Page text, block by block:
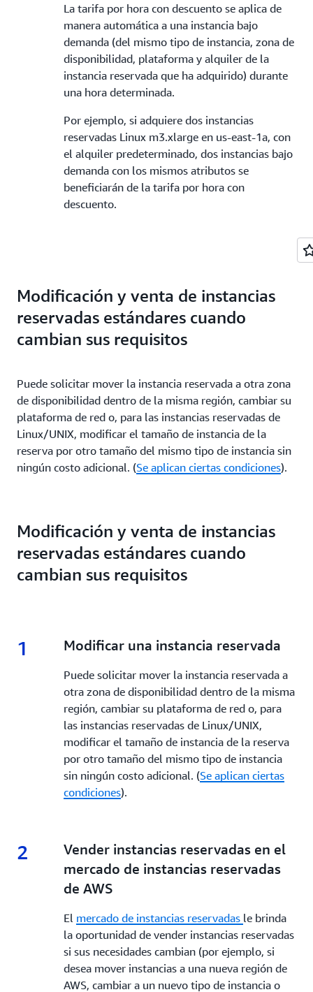
La tarifa por hora con descuento se aplica de
manera automática a una instancia bajo
demanda (del mismo tipo de instancia, zona de
disponibilidad, plataforma y alquiler de la
instancia reservada que ha adquirido) durante
una hora determinada.
Por ejemplo, si adquiere dos instancias
reservadas Linux m3.xlarge en us-east-1a, con
el alquiler predeterminado, dos instancias bajo
demanda con los mismos atributos se
beneficiarán de la tarifa por hora con
descuento.
Modificación y venta de instancias
reservadas estándares cuando
cambian sus requisitos
Puede solicitar mover la instancia reservada a otra zona
de disponibilidad dentro de la misma región, cambiar su
plataforma de red o, para las instancias reservadas de
Linux/UNIX, modificar el tamaño de instancia de la
reserva por otro tamaño del mismo tipo de instancia sin
ningún costo adicional. (Se aplican ciertas condiciones).
Modificación y venta de instancias
reservadas estándares cuando
cambian sus requisitos
1 1.
Modificar una instancia reservada
Puede solicitar mover la instancia reservada a
otra zona de disponibilidad dentro de la misma
región, cambiar su plataforma de red o, para
las instancias reservadas de Linux/UNIX,
modificar el tamaño de instancia de la reserva
por otro tamaño del mismo tipo de instancia
sin ningún costo adicional. (Se aplican ciertas
condiciones).
2 2.
Vender instancias reservadas en el
mercado de instancias reservadas
de AWS
El mercado de instancias reservadas le brinda
la oportunidad de vender instancias reservadas
si sus necesidades cambian (por ejemplo, si
desea mover instancias a una nueva región de
AWS, cambiar a un nuevo tipo de instancia o